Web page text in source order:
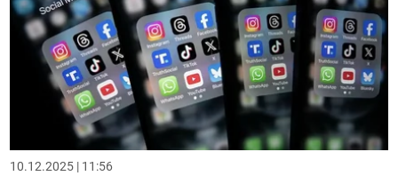
10.12.2025 | 11:56